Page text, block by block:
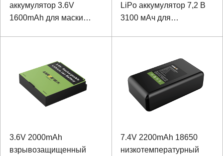
аккумулятор 3.6V
1600mAh для маски
LiPo аккумулятор 7,2 В
3100 мАч для
3.6V 2000mAh
взрывозащищенный
7.4V 2200mAh 18650
низкотемпературный